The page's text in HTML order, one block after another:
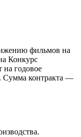
фильмов на
Конкурс
на годовое
Сумма контракта —